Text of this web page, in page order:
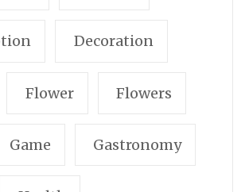
Decoration
Flower Flowers
Game Gastronomy